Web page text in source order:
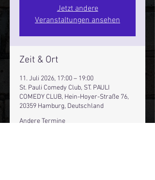
Jetzt andere
Veranstaltungen ansehen
Zeit & Ort
11. Juli 2026, 17:00 – 19:00
St. Pauli Comedy Club, ST. PAULI
COMEDY CLUB, Hein-Hoyer-Straße 76,
20359 Hamburg, Deutschland
Andere Termine